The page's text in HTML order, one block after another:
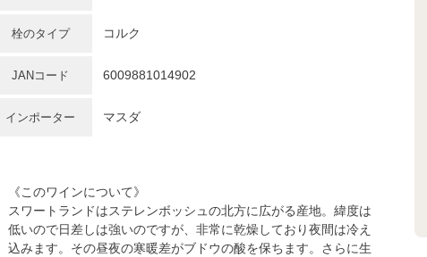
栓のタイプ コルク
JANコード 6009881014902
インポーター マスダ
《このワインについて》
スワートランドはステレンボッシュの北方に広がる産地。緯度は
低いので日差しは強いのですが、非常に乾燥しており夜間は冷え
込みます。その昼夜の寒暖差がブドウの酸を保ちます。さらに生